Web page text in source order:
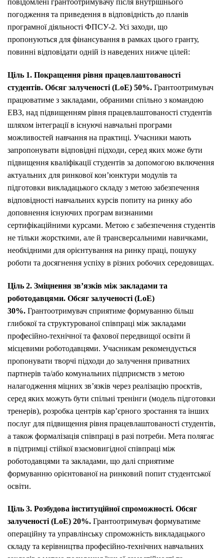
повідомлені грантоотримувачу після внутрішнього
погодження та приведення в відповідність до планів
програмної діяльності ФПСУ-2. Усі заходи, що
пропонуються для фінансування в рамках цього гранту,
повинні відповідати одній із наведених нижче цілей:
Ціль 1. Покращення рівня працевлаштованості
студентів. Обсяг залученості (LoE) 50%. Грантоотримувач
працюватиме з закладами, обраними спільно з командою
ЕВЗ, над підвищенням рівня працевлаштованості студентів
шляхом інтеграції в існуючі навчальні програми
можливостей навчання на практиці. Учасники мають
запропонувати відповідні підходи, серед яких може бути
підвищення кваліфікації студентів за допомогою включення
актуальних для ринкової кон’юнктури модулів та
підготовки викладацького складу з метою забезпечення
відповідності навчальних курсів попиту на ринку або
доповнення існуючих програм визнаними
сертифікаційними курсами. Метою є забезпечення студентів
не тільки жорсткими, але й трансверсальними навичками,
необхідними для орієнтування на ринку праці, пошуку
роботи та досягнення успіху в різних робочих середовищах.
Ціль 2. Зміцнення зв’язків між закладами та
роботодавцями. Обсяг залученості (LoE)
30%. Грантоотримувач сприятиме формуванню більш
глибокої та структурованої співпраці між закладами
професійно-технічної та фахової передвищої освіти й
місцевими роботодавцями. Учасникам рекомендується
пропонувати творчі підходи до залучення приватних
партнерів та/або комунальних підприємств з метою
налагодження міцних зв’язків через реалізацію проєктів,
серед яких можуть бути спільні тренінги (модель підготовки
тренерів), розробка центрів кар’єрного зростання та інших
послуг для підвищення рівня працевлаштованості студентів,
а також формалізація співпраці в разі потреби. Мета полягає
в підтримці стійкої взаємовигідної співпраці між
роботодавцями та закладами, що далі сприятиме
формуванню орієнтованої на ринковий попит студентської
освіти.
Ціль 3. Розбудова інституційної спроможності. Обсяг
залученості (LoE) 20%. Грантоотримувач формуватиме
операційну та управлінську спроможність викладацького
складу та керівництва професійно-технічних навчальних